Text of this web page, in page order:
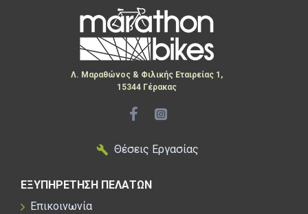
Λ. Μαραθώνος & Φιλικής Εταιρείας 1,
15344 Γέρακας
Θέσεις Εργασίας
ΕΞΥΠΗΡΕΤΗΣΗ ΠΕΛΑΤΩΝ
Επικοινωνία